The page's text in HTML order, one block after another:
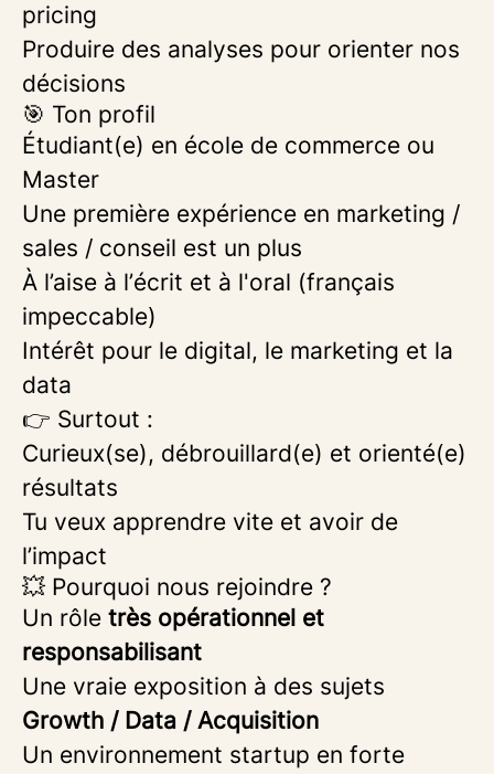
pricing
Produire des analyses pour orienter nos
décisions
🎯 Ton profil
Étudiant(e) en école de commerce ou
Master
Une première expérience en marketing /
sales / conseil est un plus
À l’aise à l’écrit et à l'oral (français
impeccable)
Intérêt pour le digital, le marketing et la
data
👉 Surtout :
Curieux(se), débrouillard(e) et orienté(e)
résultats
Tu veux apprendre vite et avoir de
l’impact
💥 Pourquoi nous rejoindre ?
Un rôle très opérationnel et
responsabilisant
Une vraie exposition à des sujets
Growth / Data / Acquisition
Un environnement startup en forte